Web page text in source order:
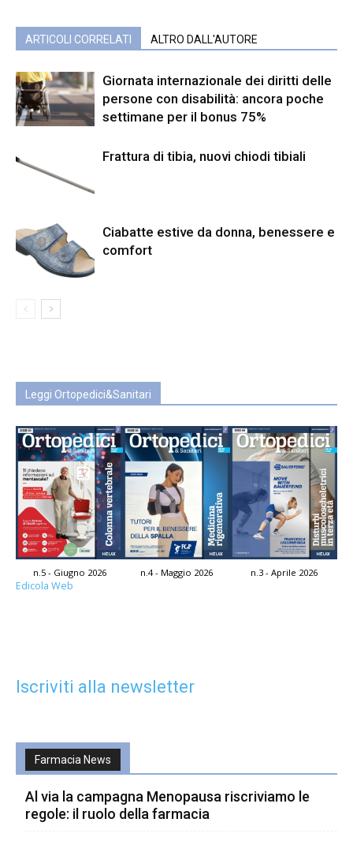
ARTICOLI CORRELATI ALTRO DALL'AUTORE
Giornata internazionale dei diritti delle
persone con disabilità: ancora poche
settimane per il bonus 75%
Frattura di tibia, nuovi chiodi tibiali
Ciabatte estive da donna, benessere e
comfort
Leggi Ortopedici&Sanitari
n.5 - Giugno 2026 n.4 - Maggio 2026 n.3 - Aprile 2026
Edicola Web
Iscriviti alla newsletter
Farmacia News
Al via la campagna Menopausa riscriviamo le
regole: il ruolo della farmacia